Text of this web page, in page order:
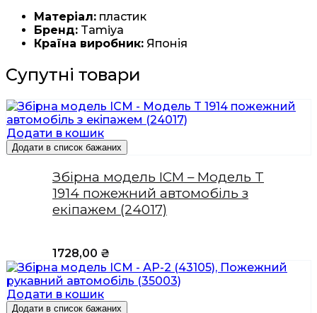
Матеріал: пластик
Бренд: Tamiya
Країна виробник: Японія
Супутні товари
Додати в кошик
Додати в список бажаних
Збірна модель ICM – Модель T
1914 пожежний автомобіль з
екіпажем (24017)
1728,00 ₴
Додати в кошик
Додати в список бажаних